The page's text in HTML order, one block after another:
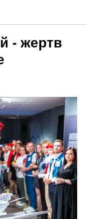
- жертв